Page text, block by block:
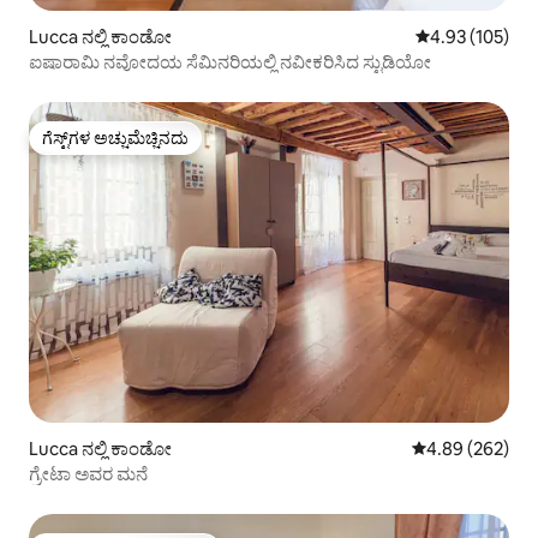
Lucca ನಲ್ಲಿ ಕಾಂಡೋ 5 ರಲ್ಲಿ 4.93
4.93 (105)
ಐಷಾರಾಮಿ ನವೋದಯ ಸೆಮಿನರಿಯಲ್ಲಿ ನವೀಕರಿಸಿದ ಸ್ಟುಡಿಯೋ
ಗೆಸ್ಟ್‌ಗಳ ಅಚ್ಚುಮೆಚ್ಚಿನದು
ಗೆಸ್ಟ್‌ಗಳ ಅಚ್ಚುಮೆಚ್ಚಿನದು
Lucca ನಲ್ಲಿ ಕಾಂಡೋ 5 ರಲ್ಲಿ 4.89
4.89 (262)
ಗ್ರೇಟಾ ಅವರ ಮನೆ